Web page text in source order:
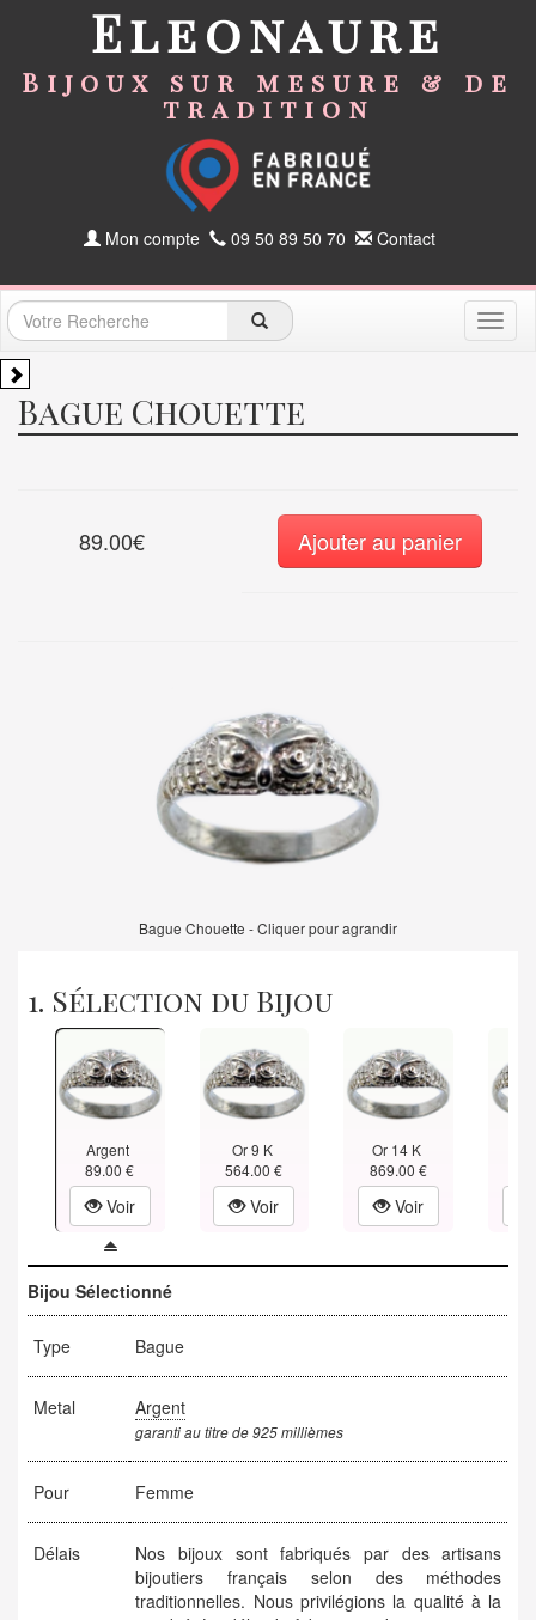
Eleonaure
Bijoux sur mesure & de
tradition
Mon compte 09 50 89 50 70 Contact
Bague Chouette
89.00€ Ajouter au panier
Bague Chouette - Cliquer pour agrandir
1. Sélection du Bijou
Argent
89.00 €
Voir
Or 9 K
564.00 €
Voir
Or 14 K
869.00 €
Voir
Bijou Sélectionné
Type Bague
Metal Argent
garanti au titre de 925 millièmes
Pour Femme
Délais
Nos bijoux sont fabriqués par des artisans
bijoutiers français selon des méthodes
traditionnelles. Nous privilégions la qualité à la